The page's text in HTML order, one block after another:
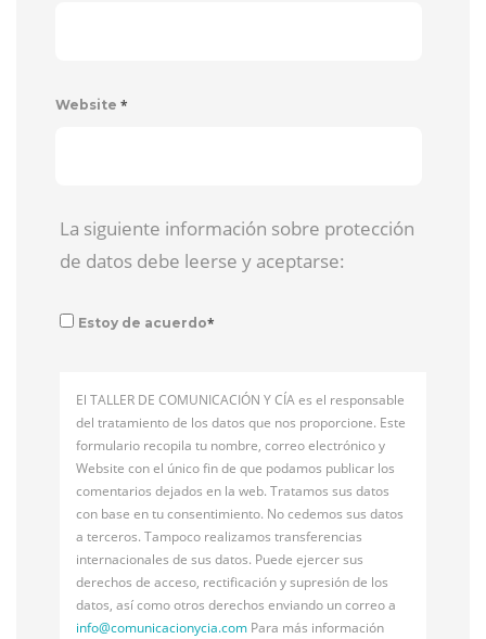
Website *
La siguiente información sobre protección
de datos debe leerse y aceptarse:
Estoy de acuerdo*
El TALLER DE COMUNICACIÓN Y CÍA es el responsable
del tratamiento de los datos que nos proporcione. Este
formulario recopila tu nombre, correo electrónico y
Website con el único fin de que podamos publicar los
comentarios dejados en la web. Tratamos sus datos
con base en tu consentimiento. No cedemos sus datos
a terceros. Tampoco realizamos transferencias
internacionales de sus datos. Puede ejercer sus
derechos de acceso, rectificación y supresión de los
datos, así como otros derechos enviando un correo a
info@comunicacionycia.com Para más información